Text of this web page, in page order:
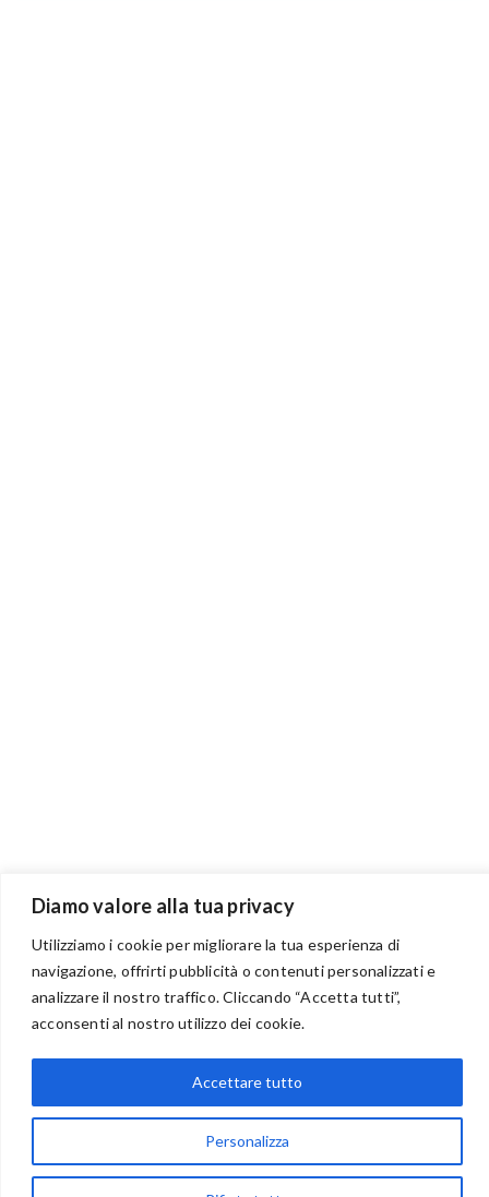
Diamo valore alla tua privacy
Utilizziamo i cookie per migliorare la tua esperienza di
navigazione, offrirti pubblicità o contenuti personalizzati e
analizzare il nostro traffico. Cliccando “Accetta tutti”,
acconsenti al nostro utilizzo dei cookie.
Personalizza
Accettare tutto
BENVENUTI NEL PORTALE RIVENDITORI
via Acqua delle Noci 12
83024 Monteforte Irpino (AV)
(+39) 081-7777233